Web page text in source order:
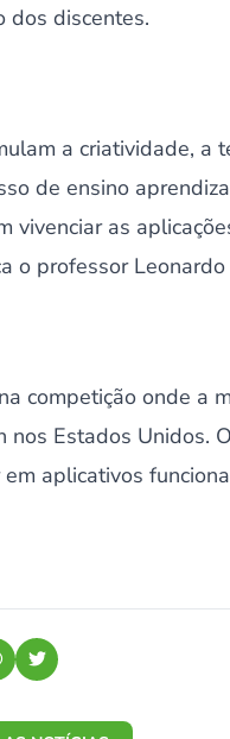
dos discentes.
a criatividade,
de ensino
vivenciar as
o professor Leonardo
competição onde a
nos Estados Unidos.
aplicativos